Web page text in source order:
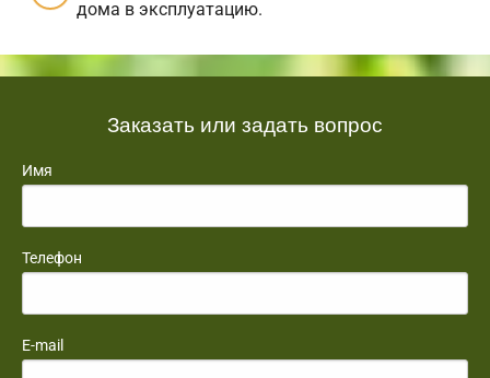
дома в эксплуатацию.
Заказать или задать вопрос
Имя
Телефон
E-mail